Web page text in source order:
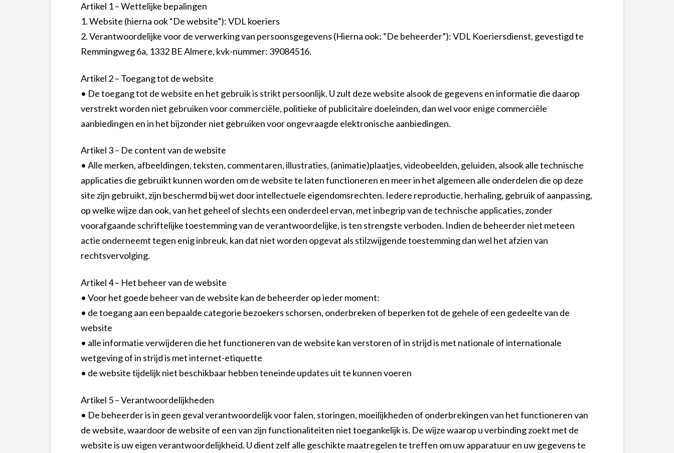
Artikel 1 – Wettelijke bepalingen
1. Website (hierna ook “De website”): VDL koeriers
2. Verantwoordelijke voor de verwerking van persoonsgegevens (Hierna ook: “De beheerder”): VDL Koeriersdienst, gevestigd te
Remmingweg 6a, 1332 BE Almere, kvk-nummer: 39084516.
Artikel 2 – Toegang tot de website
• De toegang tot de website en het gebruik is strikt persoonlijk. U zult deze website alsook de gegevens en informatie die daarop
verstrekt worden niet gebruiken voor commerciële, politieke of publicitaire doeleinden, dan wel voor enige commerciële
aanbiedingen en in het bijzonder niet gebruiken voor ongevraagde elektronische aanbiedingen.
Artikel 3 – De content van de website
• Alle merken, afbeeldingen, teksten, commentaren, illustraties, (animatie)plaatjes, videobeelden, geluiden, alsook alle technische
applicaties die gebruikt kunnen worden om de website te laten functioneren en meer in het algemeen alle onderdelen die op deze
site zijn gebruikt, zijn beschermd bij wet door intellectuele eigendomsrechten. Iedere reproductie, herhaling, gebruik of aanpassing,
op welke wijze dan ook, van het geheel of slechts een onderdeel ervan, met inbegrip van de technische applicaties, zonder
voorafgaande schriftelijke toestemming van de verantwoordelijke, is ten strengste verboden. Indien de beheerder niet meteen
actie onderneemt tegen enig inbreuk, kan dat niet worden opgevat als stilzwijgende toestemming dan wel het afzien van
rechtsvervolging.
Artikel 4 – Het beheer van de website
• Voor het goede beheer van de website kan de beheerder op ieder moment:
• de toegang aan een bepaalde categorie bezoekers schorsen, onderbreken of beperken tot de gehele of een gedeelte van de
website
• alle informatie verwijderen die het functioneren van de website kan verstoren of in strijd is met nationale of internationale
wetgeving of in strijd is met internet-etiquette
• de website tijdelijk niet beschikbaar hebben teneinde updates uit te kunnen voeren
Artikel 5 – Verantwoordelijkheden
• De beheerder is in geen geval verantwoordelijk voor falen, storingen, moeilijkheden of onderbrekingen van het functioneren van
de website, waardoor de website of een van zijn functionaliteiten niet toegankelijk is. De wijze waarop u verbinding zoekt met de
website is uw eigen verantwoordelijkheid. U dient zelf alle geschikte maatregelen te treffen om uw apparatuur en uw gegevens te